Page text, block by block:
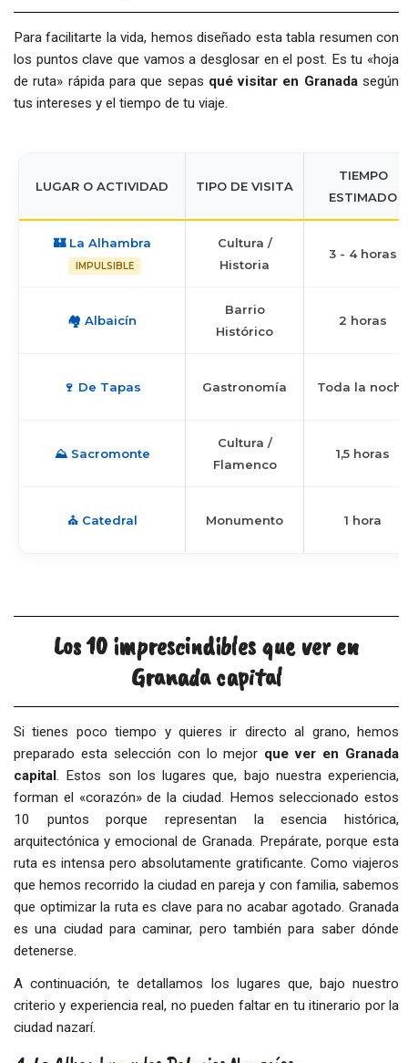
Para facilitarte la vida, hemos diseñado esta tabla resumen con
los puntos clave que vamos a desglosar en el post. Es tu «hoja
de ruta» rápida para que sepas qué visitar en Granadasegún
tus intereses y el tiempo de tu viaje.
LUGAR O ACTIVIDAD TIPO DE VISITA
TIEMPO
ESTIMADO
🏰 La Alhambra
IMPULSIBLE
Cultura /
Historia
3 - 4 horas
🏘️ Albaicín
Barrio
Histórico
2 horas
🍷 De Tapas Gastronomía Toda la
⛰️ Sacromonte
Cultura /
Flamenco
1,5 horas
⛪ Catedral Monumento 1 hora
Los 10 imprescindibles que ver en
Granada capital
Si tienes poco tiempo y quieres ir directo al grano, hemos
preparado esta selección con lo mejor que ver en Granada
capital . Estos son los lugares que, bajo nuestra experiencia,
forman el «corazón» de la ciudad. Hemos seleccionado estos
10 puntos porque representan la esencia histórica,
arquitectónica y emocional de Granada. Prepárate, porque esta
ruta es intensa pero absolutamente gratificante. Como viajeros
que hemos recorrido la ciudad en pareja y con familia, sabemos
que optimizar la ruta es clave para no acabar agotado. Granada
es una ciudad para caminar, pero también para saber dónde
detenerse.
A continuación, te detallamos los lugares que, bajo nuestro
criterio y experiencia real, no pueden faltar en tu itinerario por la
ciudad nazarí.